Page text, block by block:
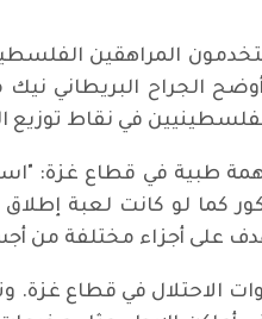
المراهقين
الجراح البريطاني نيك
الفلسطينيين في نقاط توزيع
طبيب عالج المصابين خلال مهمة طبية في
كما لو كانت لعبة
على أجزاء مختلفة من
الاحتلال في قطاع غزة.